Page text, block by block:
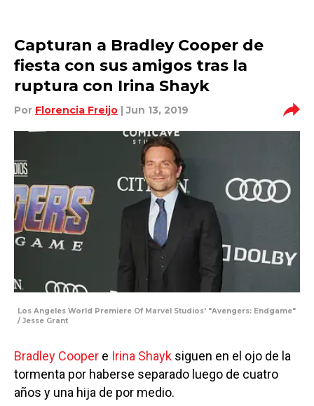
Capturan a Bradley Cooper de
fiesta con sus amigos tras la
ruptura con Irina Shayk
Por Florencia Freijo | Jun 13, 2019
Los Angeles World Premiere Of Marvel Studios' "Avengers: Endgame"
/ Jesse Grant
Bradley Cooper e Irina Shayk siguen en el ojo de la
tormenta por haberse separado luego de cuatro
años y una hija de por medio.